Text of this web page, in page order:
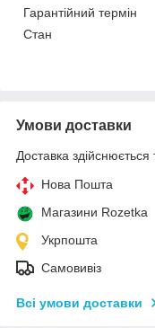
Гарантійний термін
Стан
Умови доставки
Доставка здійснюється
Нова Пошта
Магазини Rozetka
Укрпошта
Самовивіз
Всі умови доставки